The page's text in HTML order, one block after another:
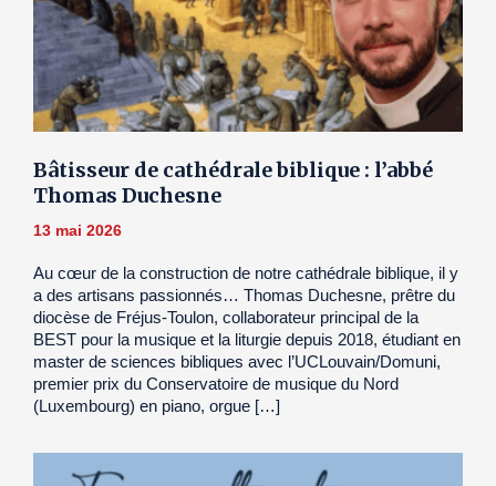
Bâtisseur de cathédrale biblique : l’abbé
Thomas Duchesne
13 mai 2026
Au cœur de la construction de notre cathédrale biblique, il y
a des artisans passionnés… Thomas Duchesne, prêtre du
diocèse de Fréjus-Toulon, collaborateur principal de la
BEST pour la musique et la liturgie depuis 2018, étudiant en
master de sciences bibliques avec l’UCLouvain/Domuni,
premier prix du Conservatoire de musique du Nord
(Luxembourg) en piano, orgue […]